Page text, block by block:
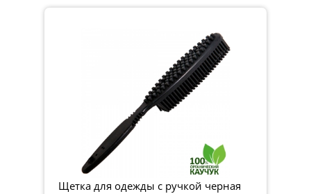
Щетка для одежды с ручкой черная